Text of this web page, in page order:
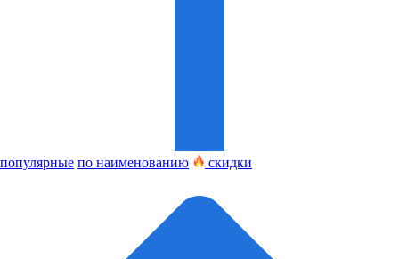
популярные по наименованию скидки